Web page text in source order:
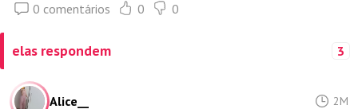
0 comentários 0 0
elas respondem 3
Alice__ 2M